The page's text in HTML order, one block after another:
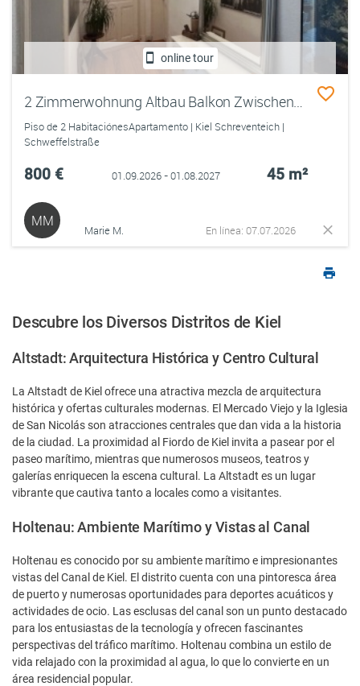
online tour
2 Zimmerwohnung Altbau Balkon Zwischenmiete
Piso de 2 HabitaciónesApartamento | Kiel Schreventeich |
Schweffelstraße
800 € 01.09.2026 - 01.08.2027 45 m²
MM
Marie M. En línea: 07.07.2026
Descubre los Diversos Distritos de Kiel
Altstadt: Arquitectura Histórica y Centro Cultural
La Altstadt de Kiel ofrece una atractiva mezcla de arquitectura
histórica y ofertas culturales modernas. El Mercado Viejo y la Iglesia
de San Nicolás son atracciones centrales que dan vida a la historia
de la ciudad. La proximidad al Fiordo de Kiel invita a pasear por el
paseo marítimo, mientras que numerosos museos, teatros y
galerías enriquecen la escena cultural. La Altstadt es un lugar
vibrante que cautiva tanto a locales como a visitantes.
Holtenau: Ambiente Marítimo y Vistas al Canal
Holtenau es conocido por su ambiente marítimo e impresionantes
vistas del Canal de Kiel. El distrito cuenta con una pintoresca área
de puerto y numerosas oportunidades para deportes acuáticos y
actividades de ocio. Las esclusas del canal son un punto destacado
para los entusiastas de la tecnología y ofrecen fascinantes
perspectivas del tráfico marítimo. Holtenau combina un estilo de
vida relajado con la proximidad al agua, lo que lo convierte en un
área residencial popular.